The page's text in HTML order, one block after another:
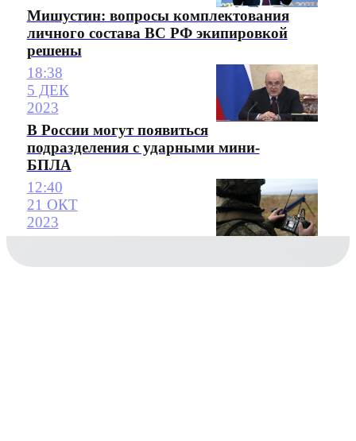
Мишустин: вопросы комплектования
личного состава ВС РФ экипировкой
решены
18:38
5 ДЕК
2023
В России могут появиться
подразделения с ударными мини-
БПЛА
12:40
21 ОКТ
2023